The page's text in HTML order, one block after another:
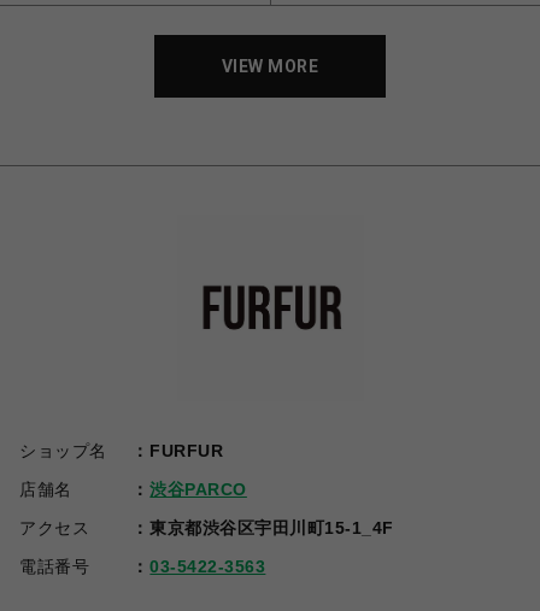
VIEW MORE
ショップ名
FURFUR
店舗名
渋谷PARCO
アクセス
東京都渋谷区宇田川町15-1_4F
電話番号
03-5422-3563